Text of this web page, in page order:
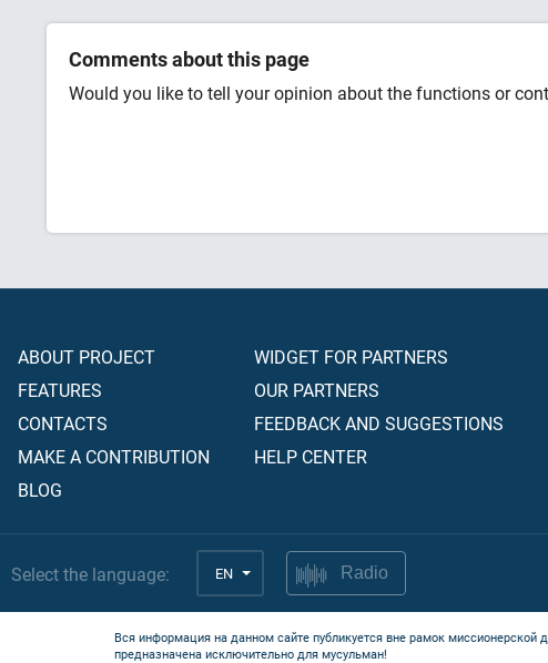
Comments about this page
Would you like to tell your opinion about the functions or
ABOUT PROJECT
FEATURES
CONTACTS
MAKE A CONTRIBUTION
BLOG
WIDGET FOR PARTNERS
OUR PARTNERS
FEEDBACK AND SUGGESTIONS
HELP CENTER
Select the language: EN Radio
Вся информация на данном сайте публикуется вне рамок миссионерской
предназначена исключительно для мусульман!